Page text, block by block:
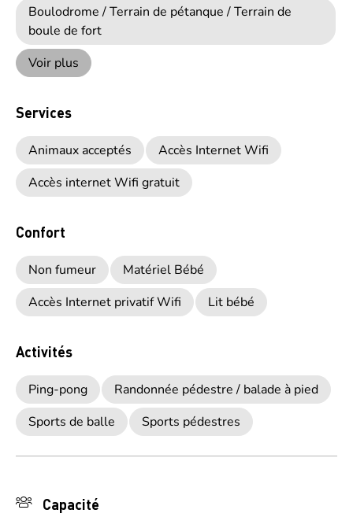
Boulodrome / Terrain de pétanque / Terrain de
boule de fort
Voir plus
Services
Animaux acceptés
Accès Internet Wifi
Accès internet Wifi gratuit
Confort
Non fumeur
Matériel Bébé
Accès Internet privatif Wifi
Lit bébé
Activités
Ping-pong
Randonnée pédestre / balade à pied
Sports de balle
Sports pédestres
Capacité